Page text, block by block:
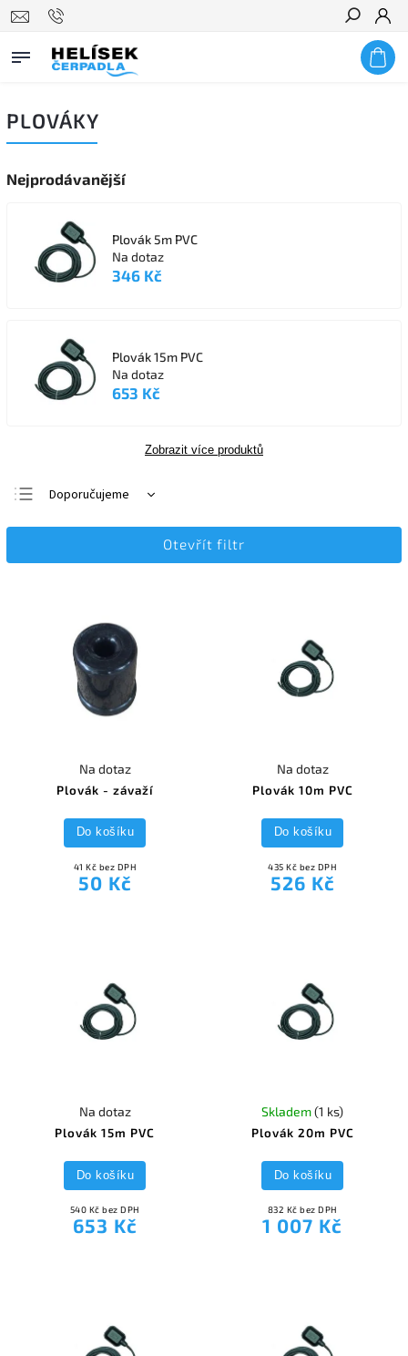
Hledat
PLOVÁKY
Nejprodávanější
Plovák 5m PVC
Na dotaz
346 Kč
Plovák 15m PVC
Na dotaz
653 Kč
Zobrazit více produktů
Doporučujeme
Nejlevnější
Otevřít filtr
Plovák - závaží
Na dotaz
41 Kč bez DPH
50 Kč
Do košíku
Plovák 10m PVC
Na dotaz
435 Kč bez DPH
526 Kč
Do košíku
Plovák 15m PVC
Na dotaz
540 Kč bez DPH
653 Kč
Do košíku
Plovák 20m PVC
Skladem(1 ks)
832 Kč bez DPH
1 007 Kč
Do košíku